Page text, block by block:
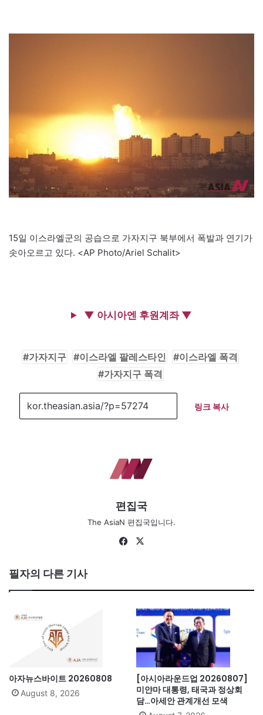
15일 이스라엘군의 공습으로 가자지구 북부에서 폭발과 연기가
솟아오르고 있다. <AP Photo/Ariel Schalit>
▼ 아시아엔 후원계좌 ▼
가자지구 이스라엘 팔레스타인
이스라엘 폭격
가자지구 폭격
링크 복사
편집국
The AsiaN 편집국입니다.
Fa
필자의 다른 기사
아자뉴스바이트 20260808
August 8, 2026
[아시아라운드업 20260807]
미얀마 대통령, 태국과 정상회
담…아세안 관계개선 모색